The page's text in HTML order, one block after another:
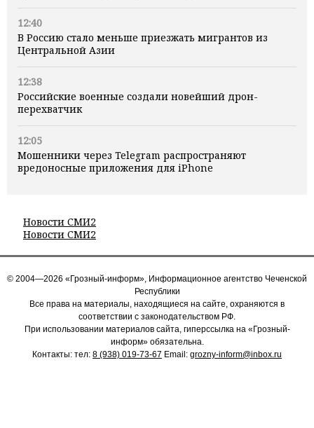
12:40
В Россию стало меньше приезжать мигрантов из
Центральной Азии
12:38
Российские военные создали новейший дрон-
перехватчик
12:05
Мошенники через Telegram распространяют
вредоносные приложения для iPhone
Новости СМИ2
Новости СМИ2
© 2004—2026 «Грозный-информ», Информационное агентство Чеченской
Республики
Все права на материалы, находящиеся на сайте, охраняются в
соответствии с законодательством РФ.
При использовании материалов сайта, гиперссылка на «Грозный-
информ» обязательна.
Контакты: тел: 8 (938) 019-73-67 Email: grozny-inform@inbox.ru